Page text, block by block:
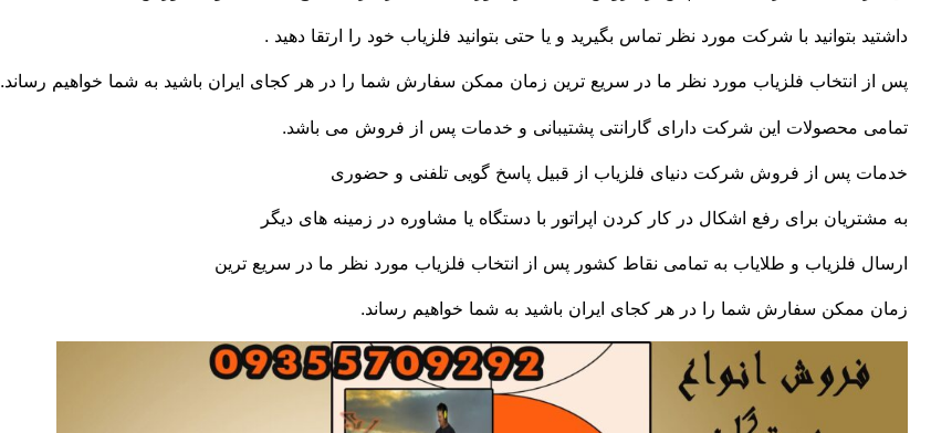
داشتید بتوانید با شرکت مورد نظر تماس بگیرید و یا حتی بتوانید فلزیاب خود را ارتقا دهید .
پس از انتخاب فلزیاب مورد نظر ما در سریع ترین زمان ممکن سفارش شما را در هر کجای ایران باشید به شما خواهیم رساند.
تمامی محصولات این شرکت دارای گارانتی پشتیبانی و خدمات پس از فروش می باشد.
خدمات پس از فروش شرکت دنیای فلزیاب از قبیل پاسخ گویی تلفنی و حضوری
به مشتریان برای رفع اشکال در کار کردن اپراتور با دستگاه یا مشاوره در زمینه های دیگر
ارسال فلزیاب و طلایاب به تمامی نقاط کشور پس از انتخاب فلزیاب مورد نظر ما در سریع ترین
زمان ممکن سفارش شما را در هر کجای ایران باشید به شما خواهیم رساند.